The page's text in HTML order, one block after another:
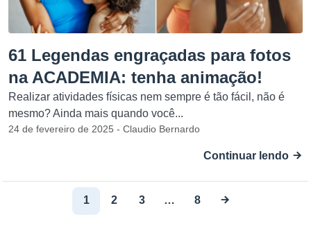
61 Legendas engraçadas para fotos
na ACADEMIA: tenha animação!
Realizar atividades físicas nem sempre é tão fácil, não é
mesmo? Ainda mais quando você...
24 de fevereiro de 2025 - Claudio Bernardo
Continuar lendo
1 2 3 … 8